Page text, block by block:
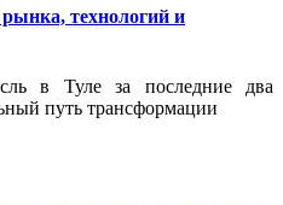
технологий и
в Туле за последние два
путь трансформации